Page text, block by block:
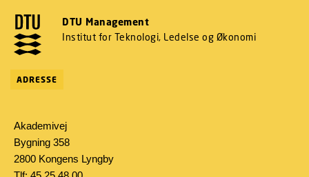
DTU Management
Institut for Teknologi, Ledelse og Økonomi
ADRESSE
Akademivej
Bygning 358
2800 Kongens Lyngby